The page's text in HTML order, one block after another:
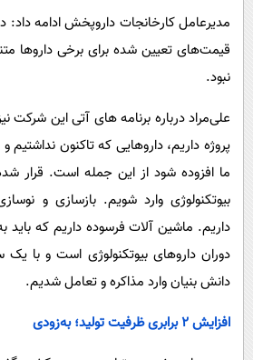
مدیرعامل کارخانجات داروپخش ادامه داد:
قیمت‌های تعیین شده برای برخی داروها
نبود.
علی‌مراد درباره برنامه های آتی این
پروژه داریم، داروهایی که تاکنون
ما افزوده شود از این جمله است. قرار
بیوتکنولوژی وارد شویم. بازسازی و
داریم. ماشین آلات فرسوده داریم که باید
دوران داروهای بیوتکنولوژی است و با
دانش بنیان وارد مذاکره و تعامل شدیم.
افزایش ۲ برابری ظرفیت تولید؛ به‌زودی